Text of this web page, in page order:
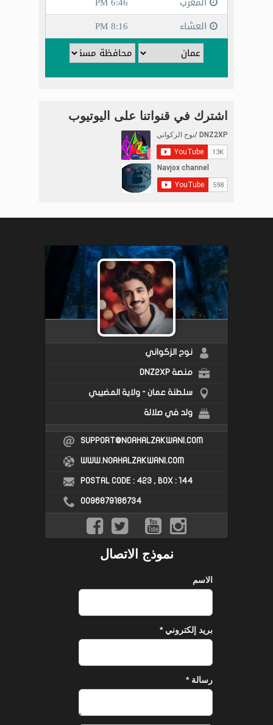
اشترك في قنواتنا على اليوتيوب
نموذج الاتصال
الاسم
بريد إلكتروني*
رسالة*
نوح الزكواني
منصة DNZ2XP
سلطنة عمان - ولاية المضيبي
ولد في صلالة
SUPPORT@NOAHALZAKWANI.COM
WWW.NOAHALZAKWANI.COM
POSTAL CODE : 423 , BOX : 144
0096879186734